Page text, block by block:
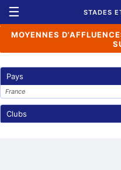
☰ STADES
MOYENNES
Pays
France
Clubs